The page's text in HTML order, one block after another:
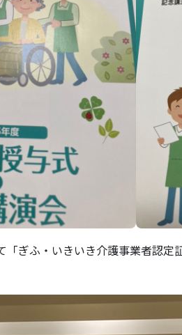
ぎふ・いきいき介護事業者認定